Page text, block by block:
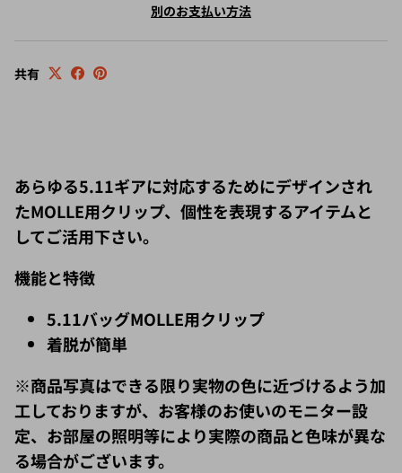
別のお支払い方法
共有
あらゆる5.11ギアに対応するためにデザインされ
たMOLLE用クリップ、個性を表現するアイテムと
してご活用下さい。
機能と特徴
5.11バッグMOLLE用クリップ
着脱が簡単
※商品写真はできる限り実物の色に近づけるよう加
工しておりますが、お客様のお使いのモニター設
定、お部屋の照明等により実際の商品と色味が異な
る場合がございます。